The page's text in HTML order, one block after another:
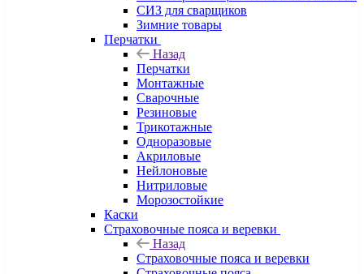
СИЗ для сварщиков
Зимние товары
Перчатки
Назад
Перчатки
Монтажные
Сварочные
Резиновые
Трикотажные
Одноразовые
Акриловые
Нейлоновые
Нитриловые
Морозостойкие
Каски
Страховочные пояса и веревки
Назад
Страховочные пояса и веревки